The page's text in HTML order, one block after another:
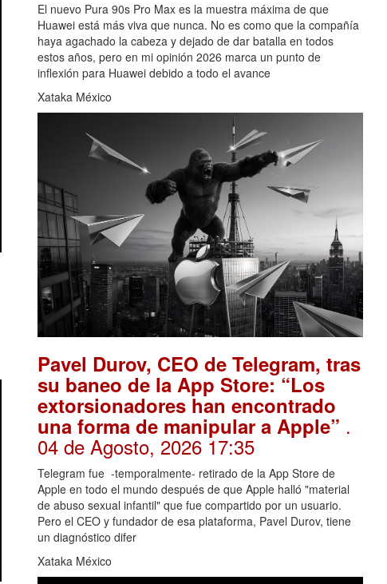
El nuevo Pura 90s Pro Max es la muestra máxima de que
Huawei está más viva que nunca. No es como que la compañía
haya agachado la cabeza y dejado de dar batalla en todos
estos años, pero en mi opinión 2026 marca un punto de
inflexión para Huawei debido a todo el avance
Xataka México
Pavel Durov, CEO de Telegram, tras
su baneo de la App Store: “Los
extorsionadores han encontrado
una forma de manipular a Apple” .
04 de Agosto, 2026 17:35
Telegram fue -temporalmente- retirado de la App Store de
Apple en todo el mundo después de que Apple halló "material
de abuso sexual infantil" que fue compartido por un usuario.
Pero el CEO y fundador de esa plataforma, Pavel Durov, tiene
un diagnóstico difer
Xataka México